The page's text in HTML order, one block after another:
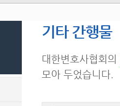
기타 간행물
대한변호사협회의
모아 두었습니다.